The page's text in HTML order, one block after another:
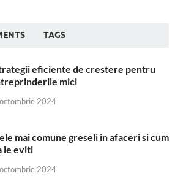
TAGS
eficiente de crestere pentru
mici
2024
mai comune greseli in afaceri si cum
le eviti
2024